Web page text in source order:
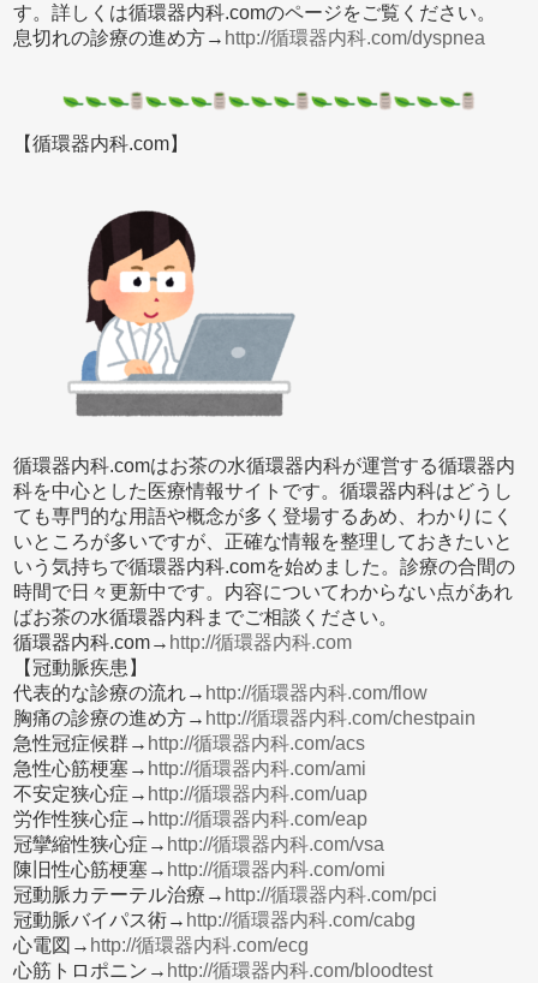
す。詳しくは循環器内科.comのページをご覧ください。
息切れの診療の進め方→ http://循環器内科.com/dyspnea
【循環器内科.com】
循環器内科.comはお茶の水循環器内科が運営する循環器内
科を中心とした医療情報サイトです。循環器内科はどうし
ても専門的な用語や概念が多く登場するあめ、わかりにく
いところが多いですが、正確な情報を整理しておきたいと
いう気持ちで循環器内科.comを始めました。診療の合間の
時間で日々更新中です。内容についてわからない点があれ
ばお茶の水循環器内科までご相談ください。
循環器内科.com→ http://循環器内科.com
【冠動脈疾患】
代表的な診療の流れ→ http://循環器内科.com/flow
胸痛の診療の進め方→ http://循環器内科.com/chestpain
急性冠症候群→ http://循環器内科.com/acs
急性心筋梗塞→ http://循環器内科.com/ami
不安定狭心症→ http://循環器内科.com/uap
労作性狭心症→ http://循環器内科.com/eap
冠攣縮性狭心症→ http://循環器内科.com/vsa
陳旧性心筋梗塞→ http://循環器内科.com/omi
冠動脈カテーテル治療→ http://循環器内科.com/pci
冠動脈バイパス術→ http://循環器内科.com/cabg
心電図→ http://循環器内科.com/ecg
心筋トロポニン→ http://循環器内科.com/bloodtest